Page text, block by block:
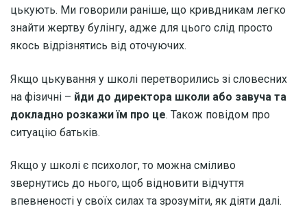
цькують. Ми говорили раніше, що кривдникам легко
знайти жертву булінгу, адже для цього слід просто
якось відрізнятись від оточуючих.
Якщо цькування у школі перетворились зі словесних
на фізичні – йди до директора школи або завуча та
докладно розкажи їм про це. Також повідом про
ситуацію батьків.
Якщо у школі є психолог, то можна сміливо
звернутись до нього, щоб відновити відчуття
впевненості у своїх силах та зрозуміти, як діяти далі.